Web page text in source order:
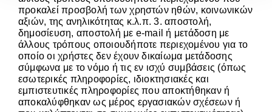
προκαλεί προσβολή των χρηστών ηθών, κοινωνικών
αξιών, της ανηλικότητας κ.λ.π. 3. αποστολή,
δημοσίευση, αποστολή με e-mail ή μετάδοση με
άλλους τρόπους οποιουδήποτε περιεχομένου για το
οποίο οι χρήστες δεν έχουν δικαίωμα μετάδοσης
σύμφωνα με το νόμο ή τις εν ισχύ συμβάσεις (όπως
εσωτερικές πληροφορίες, ιδιοκτησιακές και
εμπιστευτικές πληροφορίες που αποκτήθηκαν ή
αποκαλύφθηκαν ως μέρος εργασιακών σχέσεων ή